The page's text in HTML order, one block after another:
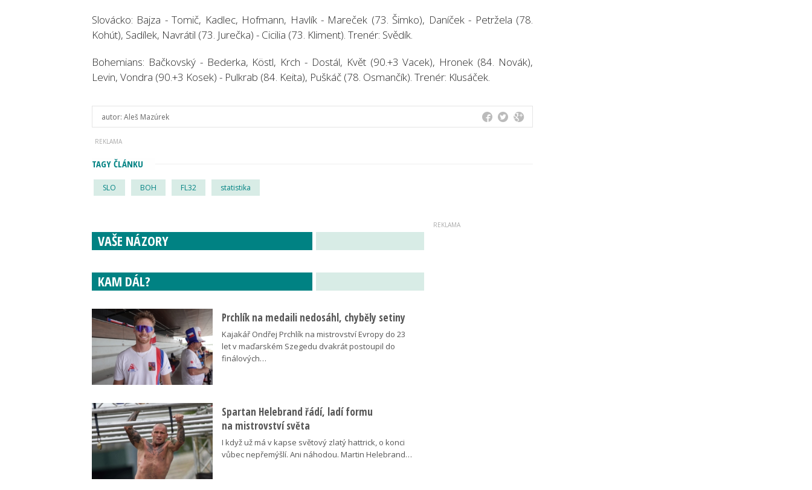
Slovácko: Bajza - Tomič, Kadlec, Hofmann, Havlík - Mareček (73. Šimko), Daníček - Petržela (78.
Kohút), Sadílek, Navrátil (73. Jurečka) - Cicilia (73. Kliment). Trenér: Svědík.
Bohemians: Bačkovský - Bederka, Köstl, Krch - Dostál, Květ (90.+3 Vacek), Hronek (84. Novák),
Levin, Vondra (90.+3 Kosek) - Pulkrab (84. Keita), Puškáč (78. Osmančík). Trenér: Klusáček.
autor: Aleš Mazúrek
TAGY ČLÁNKU
SLO BOH FL32 statistika
VAŠE NÁZORY
KAM DÁL?
Prchlík na medaili nedosáhl, chyběly setiny
Kajakář Ondřej Prchlík na mistrovství Evropy do 23
let v maďarském Szegedu dvakrát postoupil do
finálových…
Spartan Helebrand řádí, ladí formu
na mistrovství světa
I když už má v kapse světový zlatý hattrick, o konci
vůbec nepřemýšlí. Ani náhodou. Martin Helebrand…